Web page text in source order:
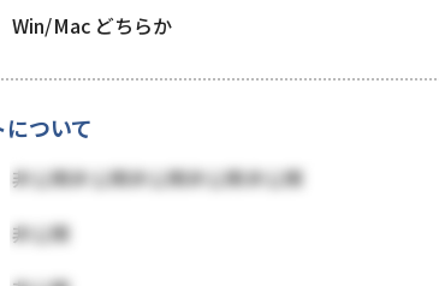
Win/Mac どちらか
ついて
非公開非公開非公開非公開非公開
非公開